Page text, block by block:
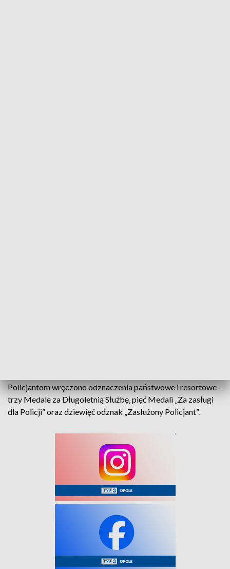
Policjantom wręczono odznaczenia państwowe i resortowe -
trzy Medale za Długoletnią Służbę, pięć Medali „Za zasługi
dla Policji” oraz dziewięć odznak „Zasłużony Policjant”.